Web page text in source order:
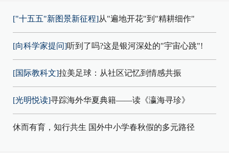
["十五五"新图景新征程]从"遍地开花"到"精耕细作"
[向科学家提问]听到了吗?这是银河深处的"宇宙心跳"!
[国际教科文]拉美足球：从社区记忆到情感共振
[光明悦读]寻踪海外华夏典籍——读《瀛海寻珍》
休而有育，知行共生 国外中小学春秋假的多元路径